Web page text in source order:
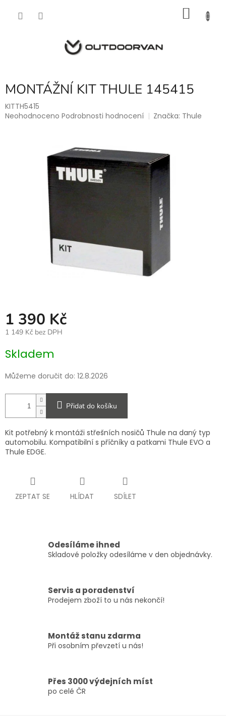
MONTÁŽNÍ KIT THULE 145415
KITTH5415
Průměrné
Neohodnoceno Podrobnosti hodnocení Značka: Thule
1 390 Kč
1 149 Kč bez DPH
cena:
Skladem
Můžeme doručit do: 12.8.2026
Přidat do košíku
Kit potřebný k montáži střešních nosičů Thule na daný typ
automobilu. Kompatibilní s příčníky a patkami Thule EVO a
Thule EDGE.
ZEPTAT SE HLÍDAT SDÍLET
Odesíláme ihned
Skladové položky odesíláme v den objednávky.
Servis a poradenství
Prodejem zboží to u nás nekončí!
Montáž stanu zdarma
Při osobním převzetí u nás!
Přes 3000 výdejních míst
po celé ČR